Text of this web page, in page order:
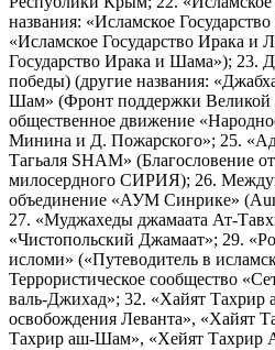
названия: «Исламское
«Исламское Государство Ирака и
Государство Ирака и Шама»); 23.
победы) (другие названия:
Шам» (Фронт поддержки Великой
общественное движение
Минина и Д. Пожарского»; 25.
Тагьаля SHAM» (Благословение
милосердного СИРИЯ); 26.
объединение «АУМ Синрике»
27. «Муджахеды джамаата Ат-
«Чистопольский Джамаат»; 29.
исломи» («Путеводитель в
Террористическое сообщество
валь-Джихад»; 32. «Хайят
освобождения Леванта», «Хайят
Тахрир аш-Шам», «Хейят Тахрир